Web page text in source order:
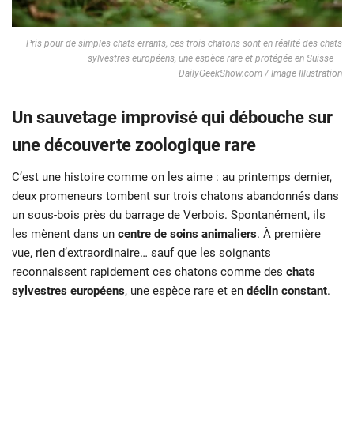
Pris pour de simples chats errants, ces trois chatons sont en réalité des chats
sylvestres européens, une espèce rare et protégée en Suisse –
DailyGeekShow.com / Image Illustration
Un sauvetage improvisé qui débouche sur
une découverte zoologique rare
C’est une histoire comme on les aime : au printemps dernier,
deux promeneurs tombent sur trois chatons abandonnés dans
un sous-bois près du barrage de Verbois. Spontanément, ils
les mènent dans un centre de soins animaliers. À première
vue, rien d’extraordinaire… sauf que les soignants
reconnaissent rapidement ces chatons comme des chats
sylvestres européens, une espèce rare et en déclin constant.